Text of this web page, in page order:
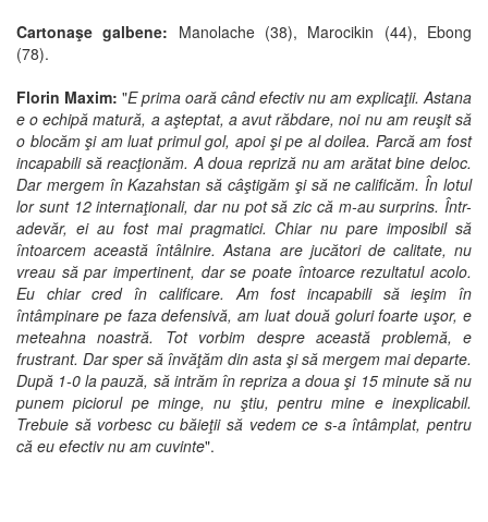
Cartonaşe galbene: Manolache (38), Marocikin (44), Ebong
(78).
Florin Maxim: "E prima oară când efectiv nu am explicaţii. Astana
e o echipă matură, a aşteptat, a avut răbdare, noi nu am reuşit să
o blocăm şi am luat primul gol, apoi şi pe al doilea. Parcă am fost
incapabili să reacţionăm. A doua repriză nu am arătat bine deloc.
Dar mergem în Kazahstan să câştigăm şi să ne calificăm. În lotul
lor sunt 12 internaţionali, dar nu pot să zic că m-au surprins. Într-
adevăr, ei au fost mai pragmatici. Chiar nu pare imposibil să
întoarcem această întâlnire. Astana are jucători de calitate, nu
vreau să par impertinent, dar se poate întoarce rezultatul acolo.
Eu chiar cred în calificare. Am fost incapabili să ieşim în
întâmpinare pe faza defensivă, am luat două goluri foarte uşor, e
meteahna noastră. Tot vorbim despre această problemă, e
frustrant. Dar sper să învăţăm din asta şi să mergem mai departe.
După 1-0 la pauză, să intrăm în repriza a doua şi 15 minute să nu
punem piciorul pe minge, nu ştiu, pentru mine e inexplicabil.
Trebuie să vorbesc cu băieţii să vedem ce s-a întâmplat, pentru
că eu efectiv nu am cuvinte".